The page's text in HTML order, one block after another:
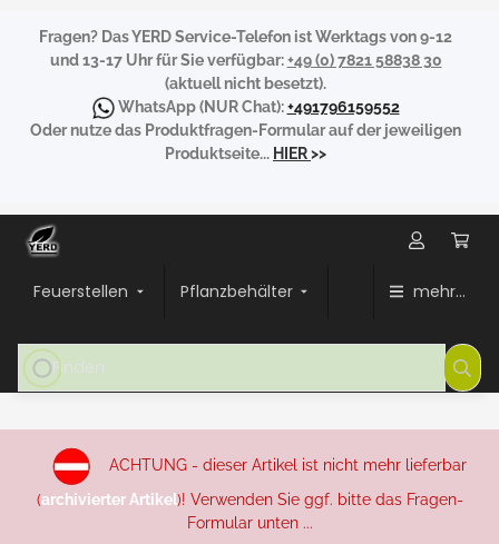
Fragen? Das YERD Service-Telefon ist Werktags von 9-12
und 13-17 Uhr für Sie verfügbar:+49 (0) 7821 58838 30
(aktuell nicht besetzt).
WhatsApp(NUR Chat):+491796159552
Oder nutze das Produktfragen-Formular auf der jeweiligen
Produktseite... HIER>>
Feuerstellen Pflanzbehälter mehr...
ACHTUNG - dieser Artikel ist nicht mehr lieferbar
(archivierter Artikel)! Verwenden Sie ggf. bitte das Fragen-
Formular unten ...